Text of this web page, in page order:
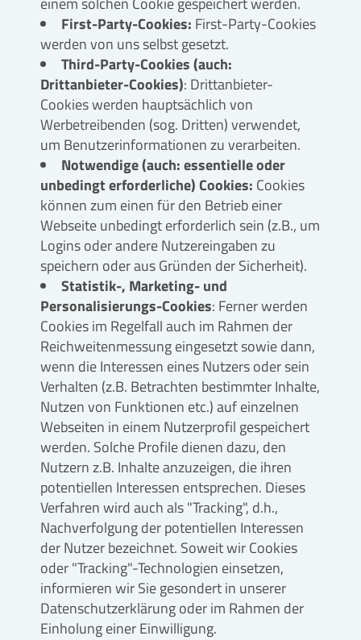
First-Party-Cookies: First-Party-Cookies
werden von uns selbst gesetzt.
Third-Party-Cookies (auch:
Drittanbieter-Cookies): Drittanbieter-
Cookies werden hauptsächlich von
Werbetreibenden (sog. Dritten) verwendet,
um Benutzerinformationen zu verarbeiten.
Notwendige (auch: essentielle oder
unbedingt erforderliche) Cookies: Cookies
können zum einen für den Betrieb einer
Webseite unbedingt erforderlich sein (z.B., um
Logins oder andere Nutzereingaben zu
speichern oder aus Gründen der Sicherheit).
Statistik-, Marketing- und
Personalisierungs-Cookies: Ferner werden
Cookies im Regelfall auch im Rahmen der
Reichweitenmessung eingesetzt sowie dann,
wenn die Interessen eines Nutzers oder sein
Verhalten (z.B. Betrachten bestimmter Inhalte,
Nutzen von Funktionen etc.) auf einzelnen
Webseiten in einem Nutzerprofil gespeichert
werden. Solche Profile dienen dazu, den
Nutzern z.B. Inhalte anzuzeigen, die ihren
potentiellen Interessen entsprechen. Dieses
Verfahren wird auch als "Tracking", d.h.,
Nachverfolgung der potentiellen Interessen
der Nutzer bezeichnet. Soweit wir Cookies
oder "Tracking"-Technologien einsetzen,
informieren wir Sie gesondert in unserer
Datenschutzerklärung oder im Rahmen der
Einholung einer Einwilligung.